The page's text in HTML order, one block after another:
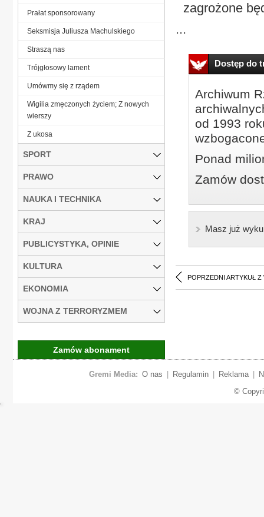
zagrożone
...
Dostęp do
Archiwum
od 1993
Ponad
Zamów
Masz już
POPRZEDNI ARTYKUŁ Z
Prałat sponsorowany
Seksmisja Juliusza Machulskiego
Straszą nas
Trójgłosowy lament
Umówmy się z rządem
Wigilia zmęczonych życiem; Z nowych
wierszy
Z ukosa
SPORT
PRAWO
NAUKA I TECHNIKA
KRAJ
PUBLICYSTYKA, OPINIE
KULTURA
EKONOMIA
WOJNA Z TERRORYZMEM
Zamów abonament
Gremi Media: O nas Regulamin Reklama
©